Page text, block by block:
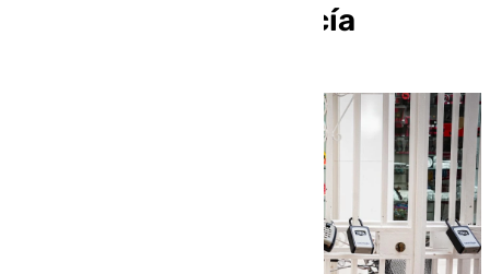
turísticos en Andalucía